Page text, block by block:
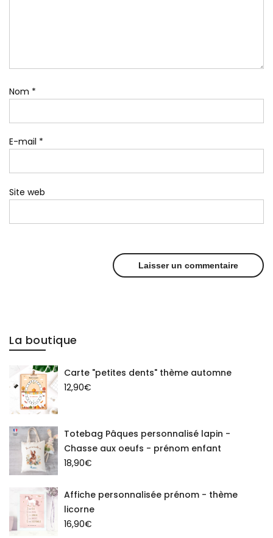
Nom *
E-mail *
Site web
La boutique
Carte "petites dents" thème automne
12,90€
Totebag Pâques personnalisé lapin -
Chasse aux oeufs - prénom enfant
18,90€
Affiche personnalisée prénom - thème
licorne
16,90€